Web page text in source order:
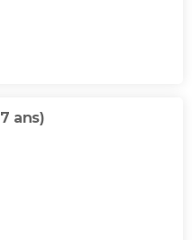
ans)